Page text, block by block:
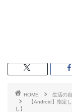
HOME
生活の
【Android】指定
し】